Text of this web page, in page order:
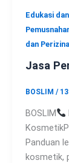
Edukasi
dan
Jasa
BOSLIM /
BOSLIM
Panduan
kosmetik,